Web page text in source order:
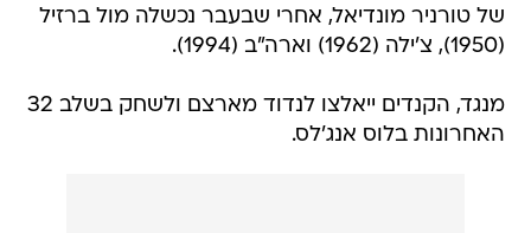
של טורניר מונדיאל, אחרי שבעבר נכשלה מול ברזיל
(1950), צ'ילה (1962) וארה"ב (1994).
מנגד, הקנדים ייאלצו לנדוד מארצם ולשחק בשלב 32
האחרונות בלוס אנג'לס.